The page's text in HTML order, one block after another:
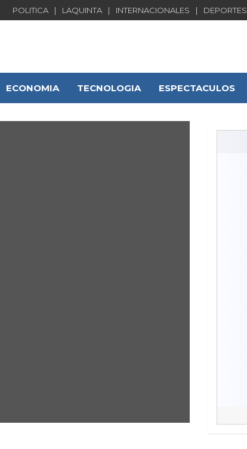
POLITICA LAQUINTA INTERNACIONALES DEPORTES
ECONOMIA TECNOLOGIA ESPECTACULOS